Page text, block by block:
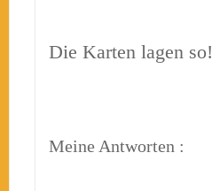
Die Karten lagen so!
Meine Antworten :